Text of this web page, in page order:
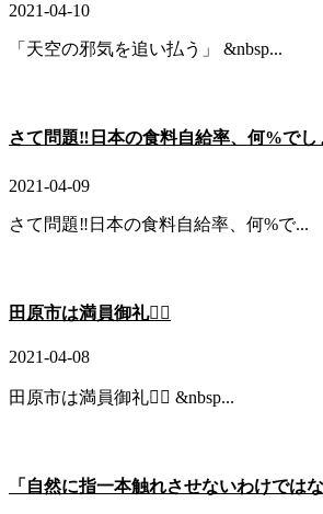
2021-04-10
「天空の邪気を追い払う」 &nbsp...
さて問題‼️日本の食料自給率、何%でし
2021-04-09
さて問題‼️日本の食料自給率、何%で...
田原市は満員御礼🙇‍♂️
2021-04-08
田原市は満員御礼🙇‍♂️ &nbsp...
「自然に指一本触れさせないわけではな